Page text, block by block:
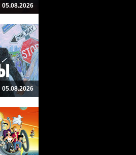
05.08.2026
05.08.2026